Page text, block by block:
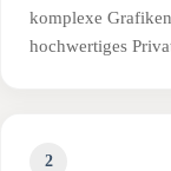
komplexe
hochwertiges
2